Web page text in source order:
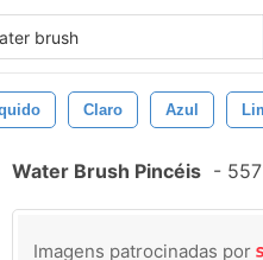
Claro Azul
Water Brush Pincéis -
Imagens patrocinadas por